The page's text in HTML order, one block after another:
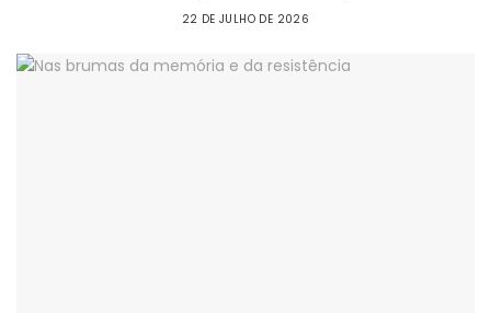
22 DE JULHO DE 2026